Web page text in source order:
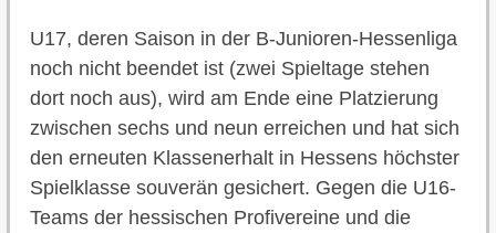
U17, deren Saison in der B-Junioren-Hessenliga
noch nicht beendet ist (zwei Spieltage stehen
dort noch aus), wird am Ende eine Platzierung
zwischen sechs und neun erreichen und hat sich
den erneuten Klassenerhalt in Hessens höchster
Spielklasse souverän gesichert. Gegen die U16-
Teams der hessischen Profivereine und die